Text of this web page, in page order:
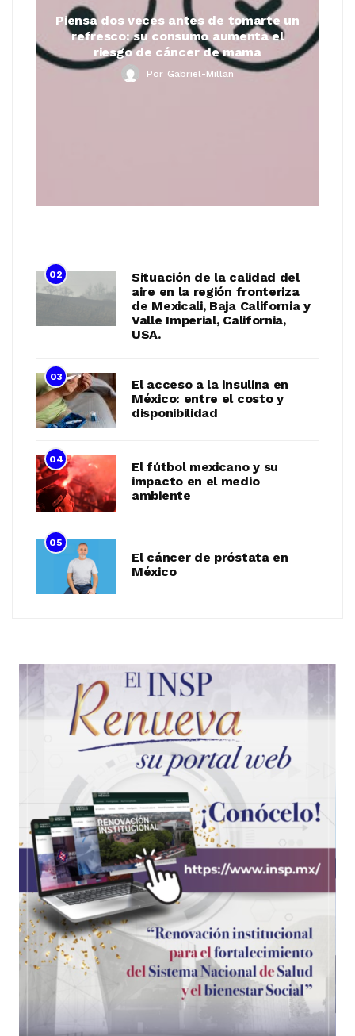
Piensa dos veces antes de tomarte un
refresco: su consumo aumenta el
riesgo de cáncer de mama
Por Gabriel-Millan
02
Situación de la calidad del
aire en la región fronteriza
de Mexicali, Baja California y
Valle Imperial, California,
USA.
03
El acceso a la insulina en
México: entre el costo y
disponibilidad
04
El fútbol mexicano y su
impacto en el medio
ambiente
05
El cáncer de próstata en
México